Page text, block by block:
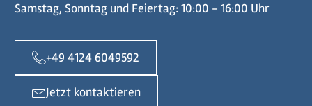
Samstag, Sonntag und Feiertag: 10:00 - 16:00 Uhr
+49 4124 6049592
Jetzt kontaktieren